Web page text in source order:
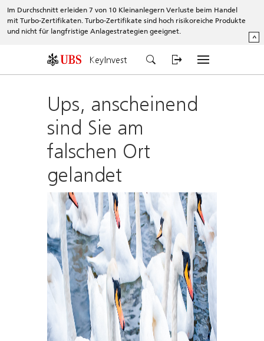
Im Durchschnitt erleiden 7 von 10 Kleinanlegern Verluste beim Handel
mit Turbo-Zertifikaten. Turbo-Zertifikate sind hoch risikoreiche Produkte
und nicht für langfristige Anlagestrategien geeignet.
^
KeyInvest
Ups, anscheinend
sind Sie am
falschen Ort
gelandet